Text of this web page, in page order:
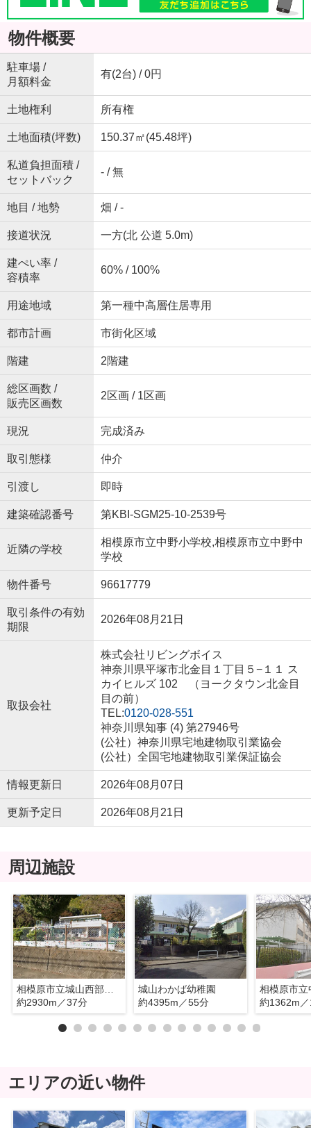
物件概要
駐車場 /
月額料金
有(2台) / 0円
土地権利 所有権
土地面積(坪数) 150.37㎡(45.48坪)
私道負担面積 /
セットバック
- / 無
地目 / 地勢 畑 / -
接道状況 一方(北 公道 5.0m)
建ぺい率 /
容積率
60% / 100%
用途地域 第一種中高層住居専用
都市計画 市街化区域
階建 2階建
総区画数 /
販売区画数
2区画 / 1区画
現況 完成済み
取引態様 仲介
引渡し 即時
建築確認番号 第KBI-SGM25-10-2539号
近隣の学校
相模原市立中野小学校,相模原市立中野中
学校
物件番号 96617779
取引条件の有効
期限
2026年08月21日
取扱会社
株式会社リビングボイス
神奈川県平塚市北金目１丁目５−１１ ス
カイヒルズ 102 （ヨークタウン北金目
目の前）
TEL:0120-028-551
神奈川県知事 (4) 第27946号
(公社）神奈川県宅地建物取引業協会
(公社）全国宅地建物取引業保証協会
情報更新日 2026年08月07日
更新予定日 2026年08月21日
周辺施設
約2930m／37分
城山わかば幼稚園
約4395m／55分
相模原市立
約1362m
エリアの近い物件